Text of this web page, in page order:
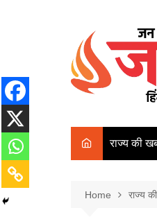
राज्य की
कोलकाता
Home राज्य